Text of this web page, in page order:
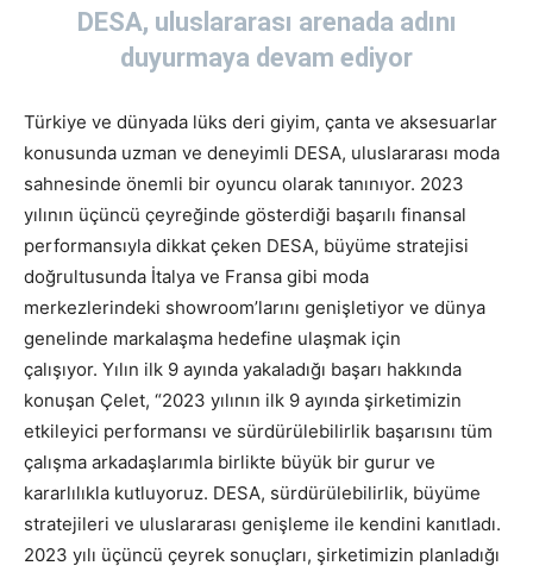
DESA, uluslararası arenada adını
duyurmaya devam ediyor
Türkiye ve dünyada lüks deri giyim, çanta ve aksesuarlar
konusunda uzman ve deneyimli DESA, uluslararası moda
sahnesinde önemli bir oyuncu olarak tanınıyor. 2023
yılının üçüncü çeyreğinde gösterdiği başarılı finansal
performansıyla dikkat çeken DESA, büyüme stratejisi
doğrultusunda İtalya ve Fransa gibi moda
merkezlerindeki showroom’larını genişletiyor ve dünya
genelinde markalaşma hedefine ulaşmak için
çalışıyor. Yılın ilk 9 ayında yakaladığı başarı hakkında
konuşan Çelet, “2023 yılının ilk 9 ayında şirketimizin
etkileyici performansı ve sürdürülebilirlik başarısını tüm
çalışma arkadaşlarımla birlikte büyük bir gurur ve
kararlılıkla kutluyoruz. DESA, sürdürülebilirlik, büyüme
stratejileri ve uluslararası genişleme ile kendini kanıtladı.
2023 yılı üçüncü çeyrek sonuçları, şirketimizin planladığı